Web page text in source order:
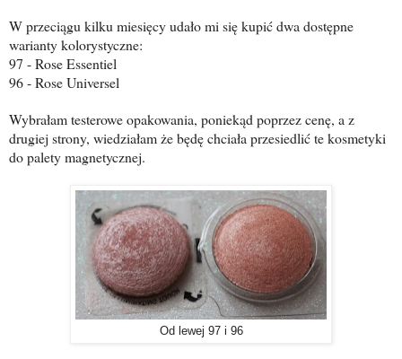
W przeciągu kilku miesięcy udało mi się kupić dwa dostępne
warianty kolorystyczne:
97 -Rose Essentiel
96 -Rose Universel
Wybrałam testerowe opakowania, poniekąd poprzez cenę, a z
drugiej strony, wiedziałam że będę chciała przesiedlić te kosmetyki
do palety magnetycznej.
Od lewej 97 i 96